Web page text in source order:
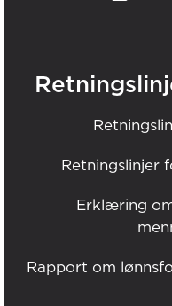
Retningslinjer
Erklæring
Rapport om